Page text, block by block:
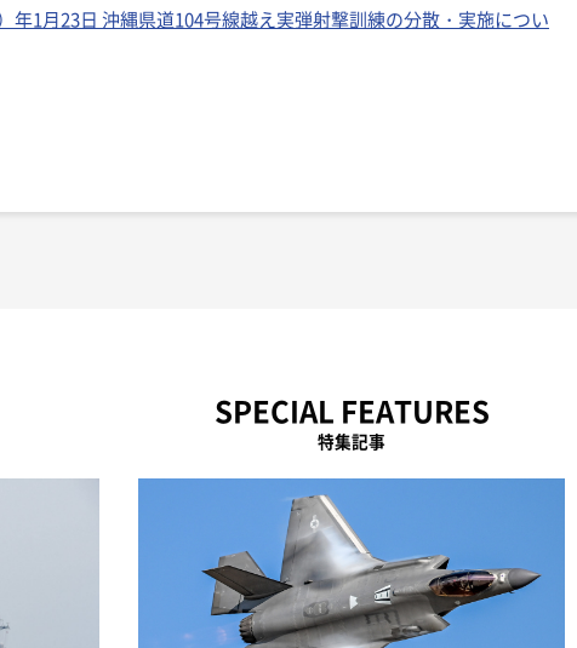
年1月23日 沖縄県道104号線越え実弾射撃訓練の分散・実施につい
SPECIAL FEATURES
特集記事